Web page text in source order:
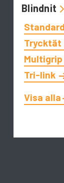
Blindnit
Standard
Trycktät
Multigrip
Tri-link
Visa alla